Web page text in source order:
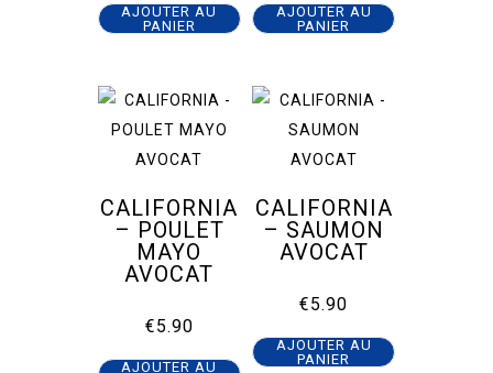
AJOUTER AU
PANIER
AJOUTER AU
PANIER
CALIFORNIA
– POULET
MAYO
AVOCAT
€5.90
AJOUTER AU
CALIFORNIA
– SAUMON
AVOCAT
€5.90
AJOUTER AU
PANIER